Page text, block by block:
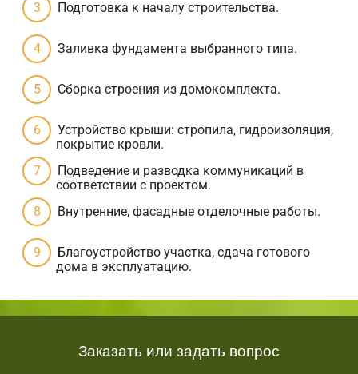
Подготовка к началу строительства.
Заливка фундамента выбранного типа.
Сборка строения из домокомплекта.
Устройство крыши: стропила, гидроизоляция,
покрытие кровли.
Подведение и разводка коммуникаций в
соответствии с проектом.
Внутренние, фасадные отделочные работы.
Благоустройство участка, сдача готового
дома в эксплуатацию.
Заказать или задать вопрос